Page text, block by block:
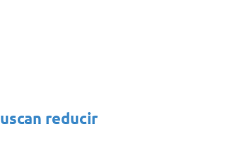
reducir